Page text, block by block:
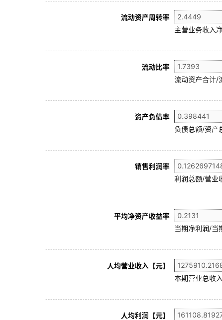
流动资产周转率
主营业务收入
流动比率
流动资产合计/
资产负债率
负债总额/资产
销售利润率
利润总额/营业
平均净资产收益率
当期净利润/当
人均营业收入【元】
本期营业总收
人均利润【元】